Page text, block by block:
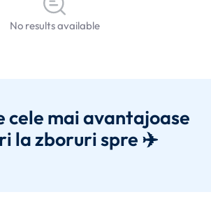
No results available
cele mai avantajoase
la zboruri spre ✈️